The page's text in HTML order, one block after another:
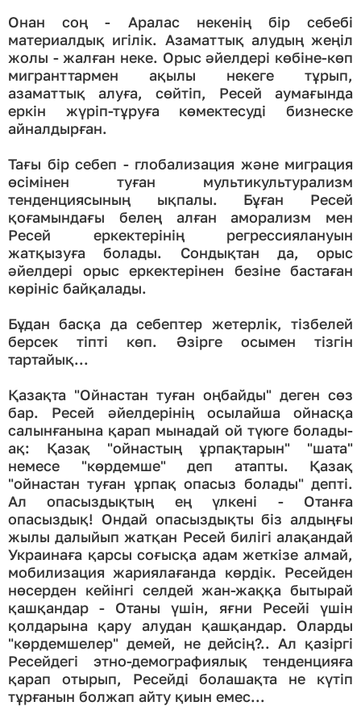
Онан соң - Аралас некенің бір себебі
материалдық игілік. Азаматтық алудың жеңіл
жолы - жалған неке. Орыс әйелдері көбіне-көп
мигранттармен ақылы некеге тұрып,
азаматтық алуға, сөйтіп, Ресей аумағында
еркін жүріп-тұруға көмектесуді бизнеске
айналдырған.
Тағы бір себеп - глобализация және миграция
өсімінен туған мультикультурализм
тенденциясының ықпалы. Бұған Ресей
қоғамындағы белең алған аморализм мен
Ресей еркектерінің регрессиялануын
жатқызуға болады. Сондықтан да, орыс
әйелдері орыс еркектерінен безіне бастаған
көрініс байқалады.
Бұдан басқа да себептер жетерлік, тізбелей
берсек тіпті көп. Әзірге осымен тізгін
тартайық...
Қазақта "Ойнастан туған оңбайды" деген сөз
бар. Ресей әйелдерінің осылайша ойнасқа
салынғанына қарап мынадай ой түюге болады-
ақ: Қазақ "ойнастың ұрпақтарын" "шата"
немесе "көрдемше" деп атапты. Қазақ
"ойнастан туған ұрпақ опасыз болады" депті.
Ал опасыздықтың ең үлкені - Отанға
опасыздық! Ондай опасыздықты біз алдыңғы
жылы далыйып жатқан Ресей билігі алақандай
Украинаға қарсы соғысқа адам жеткізе алмай,
мобилизация жариялағанда көрдік. Ресейден
нөсерден кейінгі селдей жан-жаққа бытырай
қашқандар - Отаны үшін, яғни Ресейі үшін
қолдарына қару алудан қашқандар. Оларды
"көрдемшелер" демей, не дейсің?.. Ал қазіргі
Ресейдегі этно-демографиялық тенденцияға
қарап отырып, Ресейді болашақта не күтіп
тұрғанын болжап айту қиын емес...